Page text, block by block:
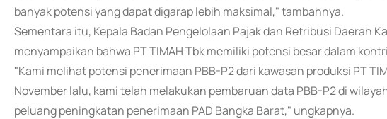
banyak potensi yang dapat digarap lebih maksimal," tambahnya.
Sementara itu, Kepala Badan Pengelolaan Pajak dan Retribusi Daerah
menyampaikan bahwa PT TIMAH Tbk memiliki potensi besar dalam
"Kami melihat potensi penerimaan PBB-P2 dari kawasan produksi PT
November lalu, kami telah melakukan pembaruan data PBB-P2 di
peluang peningkatan penerimaan PAD Bangka Barat," ungkapnya.